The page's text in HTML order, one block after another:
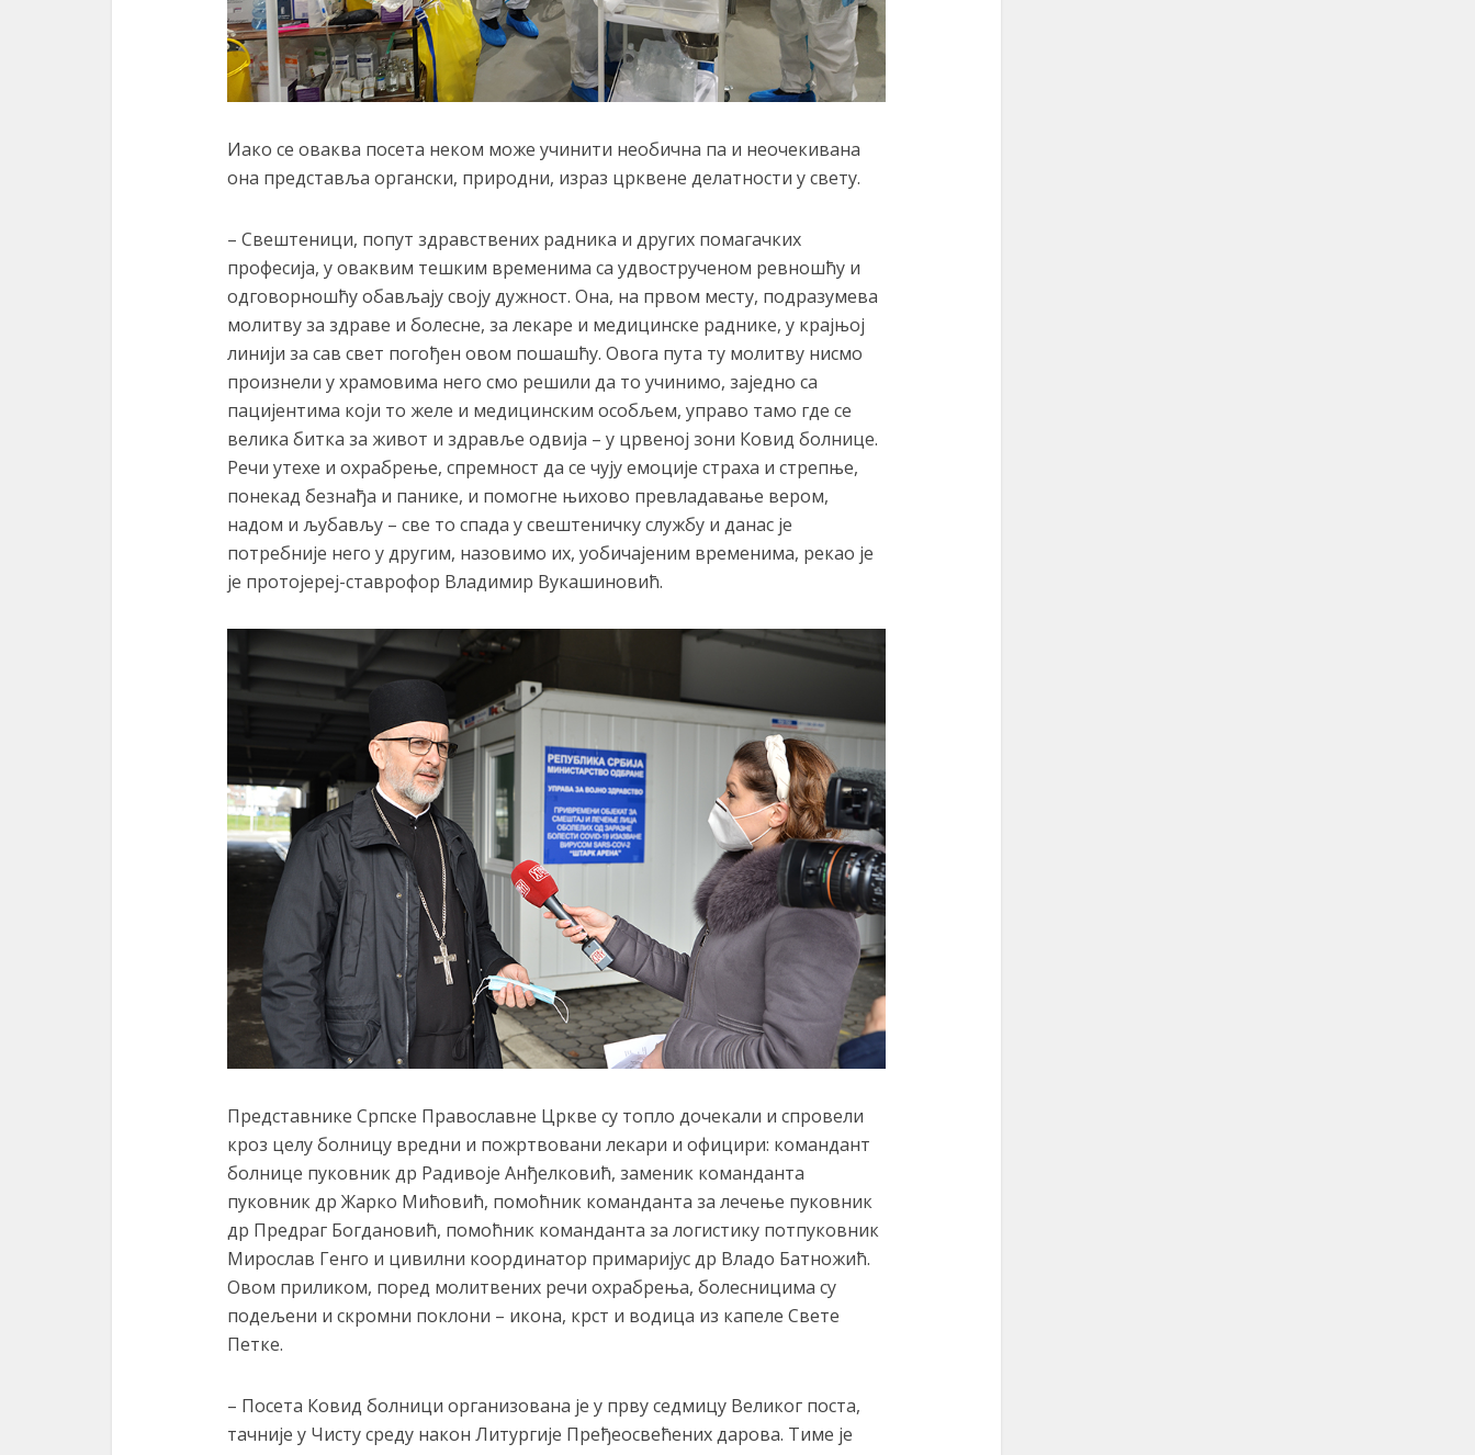
Иако се оваква посета неком може учинити необична па и неочекивана
она представља органски, природни, израз црквене делатности у свету.
– Свештеници, попут здравствених радника и других помагачких
професија, у оваквим тешким временима са удвострученом ревношћу и
одговорношћу обављају своју дужност. Она, на првом месту, подразумева
молитву за здраве и болесне, за лекаре и медицинске раднике, у крајњој
линији за сав свет погођен овом пошашћу. Овога пута ту молитву нисмо
произнели у храмовима него смо решили да то учинимо, заједно са
пацијентима који то желе и медицинским особљем, управо тамо где се
велика битка за живот и здравље одвија – у црвеној зони Ковид болнице.
Речи утехе и охрабрење, спремност да се чују емоције страха и стрепње,
понекад безнађа и панике, и помогне њихово превладавање вером,
надом и љубављу – све то спада у свештеничку службу и данас је
потребније него у другим, назовимо их, уобичајеним временима, рекао је
је протојереј-ставрофор Владимир Вукашиновић.
Представнике Српске Православне Цркве су топло дочекали и спровели
кроз целу болницу вредни и пожртвовани лекари и официри: командант
болнице пуковник др Радивоје Анђелковић, заменик команданта
пуковник др Жарко Мићовић, помоћник команданта за лечење пуковник
др Предраг Богдановић, помоћник команданта за логистику потпуковник
Мирослав Генго и цивилни координатор примаријус др Владо Батножић.
Овом приликом, поред молитвених речи охрабрења, болесницима су
подељени и скромни поклони – икона, крст и водица из капеле Свете
Петке.
– Посета Ковид болници организована је у прву седмицу Великог поста,
тачније у Чисту среду након Литургије Пређеосвећених дарова. Тиме је